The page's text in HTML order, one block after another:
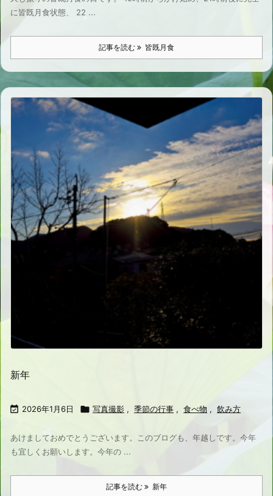
に皆既月食状態、 22 ...
記事を読む 皆既月食
新年
 2026年1月6日  写真撮影 , 季節の行事 , 食べ物 , 飲み方
あけましておめでとうございます。このブログも、年越しです。今年
も宜しくお願いします。今年の ...
記事を読む 新年